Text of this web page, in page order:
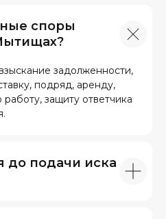
споры
задолженности,
подряд, аренду,
защиту ответчика
до подачи иска